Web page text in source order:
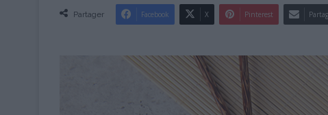
Partager Facebook X Pinterest